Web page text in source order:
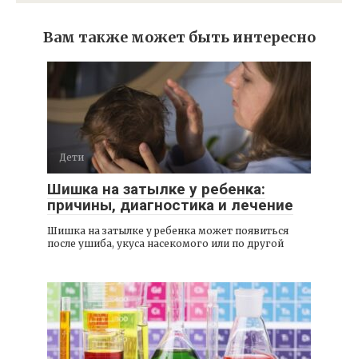
Вам также может быть интересно
Дети
Шишка на затылке у ребенка:
причины, диагностика и лечение
Шишка на затылке у ребенка может появиться
после ушиба, укуса насекомого или по другой